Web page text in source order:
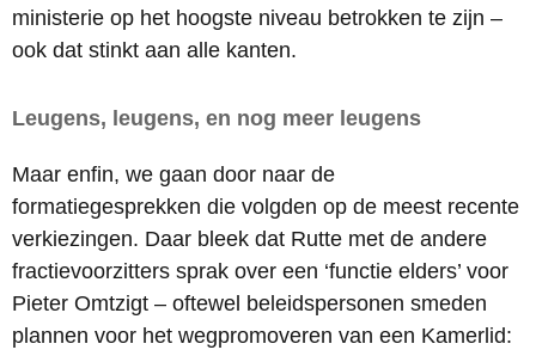
ministerie op het hoogste niveau betrokken te zijn –
ook dat stinkt aan alle kanten.
Leugens, leugens, en nog meer leugens
Maar enfin, we gaan door naar de
formatiegesprekken die volgden op de meest recente
verkiezingen. Daar bleek dat Rutte met de andere
fractievoorzitters sprak over een ‘functie elders’ voor
Pieter Omtzigt – oftewel beleidspersonen smeden
plannen voor het wegpromoveren van een Kamerlid: